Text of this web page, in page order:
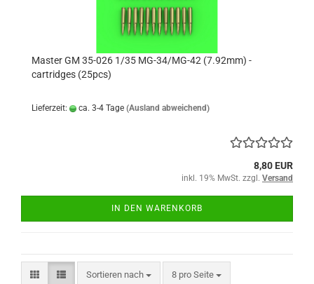
Master GM 35-026 1/35 MG-34/MG-42 (7.92mm) -
cartridges (25pcs)
Lieferzeit: ca. 3-4 Tage (Ausland abweichend)
8,80 EUR
inkl. 19% MwSt. zzgl. Versand
IN DEN WARENKORB
Sortieren nach
Sortieren nach 8 pro Seite
pro Seite